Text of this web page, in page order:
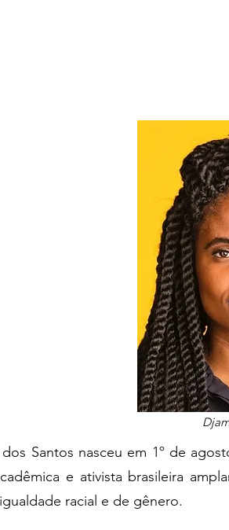
dos Santos nasceu em 1º de
e ativista brasileira
racial e de gênero.